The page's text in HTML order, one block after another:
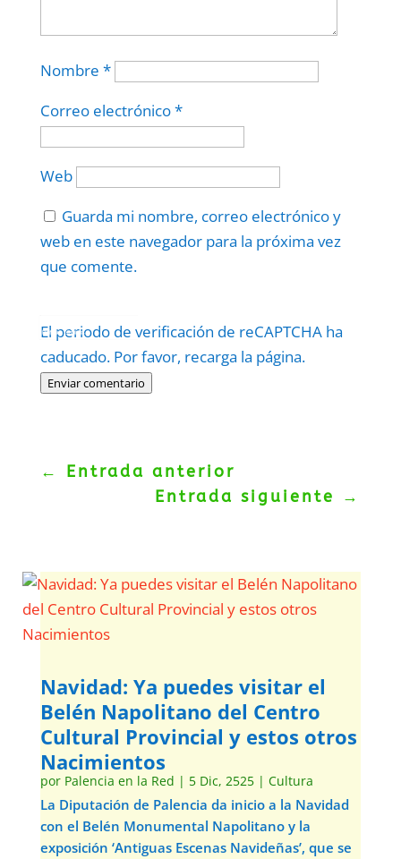
Nombre *
Correo electrónico*
Web
Guarda mi nombre, correo electrónico y
web en este navegador para la próxima vez
que comente.
El periodo de verificación de reCAPTCHA ha
caducado. Por favor, recarga la página.
Enviar comentario
Politica–Términos.
← Entrada anterior
Entrada siguiente
→
Navidad: Ya puedes visitar el
Belén Napolitano del Centro
Cultural Provincial y estos otros
Nacimientos
por Palencia en la Red | 5 Dic, 2525| Cultura
La Diputación de Palencia da inicio a la Navidad
con el Belén Monumental Napolitano y la
exposición ‘Antiguas Escenas Navideñas’, que se